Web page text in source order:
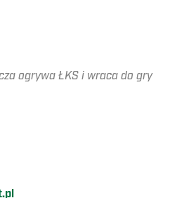
ogrywa ŁKS i wraca do gry